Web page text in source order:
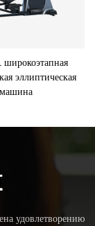
эллиптическая
машина
удовлетворению